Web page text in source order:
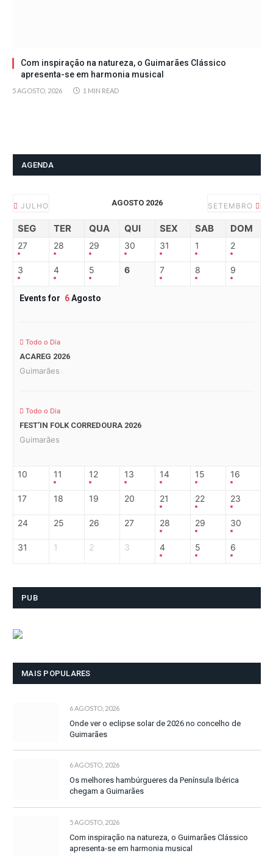
Com inspiração na natureza, o Guimarães Clássico
apresenta-se em harmonia musical
5 AGOSTO, 2026 1 MIN READ
AGENDA
JULHO AGOSTO 2026 SETEMBRO
SEG TER QUA QUI SEX SAB DOM
27 28 29 30 31 1 2
3 4 5 6 7 8 9
Events for 6Agosto
Todo o Dia
ACAREG 2026
Guimarães
Todo o Dia
FEST’IN FOLK CORREDOURA 2026
Guimarães
10 11 12 13 14 15 16
17 18 19 20 21 22 23
24 25 26 27 28 29 30
31 1 2 3 4 5 6
PUB
MAIS POPULARES
6 AGOSTO, 2026
Onde ver o eclipse solar de 2026 no concelho de
Guimarães
6 AGOSTO, 2026
Os melhores hambúrgueres da Península Ibérica
chegam a Guimarães
5 AGOSTO, 2026
Com inspiração na natureza, o Guimarães Clássico
apresenta-se em harmonia musical